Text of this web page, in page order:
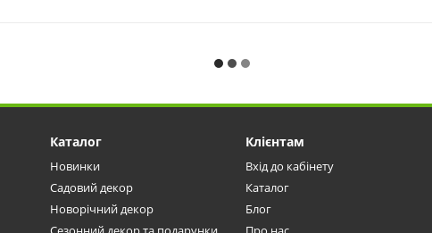
Каталог
Новинки
Садовий декор
Новорічний декор
Клієнтам
Вхід до кабінету
Каталог
Блог